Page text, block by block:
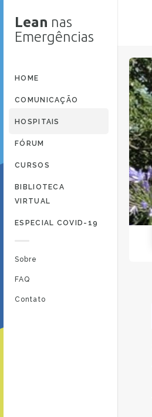
Lean nas
Emergências
HOME
COMUNICAÇÃO
HOSPITAIS
FÓRUM
CURSOS
BIBLIOTECA
VIRTUAL
ESPECIAL COVID-19
Sobre
FAQ
Contato